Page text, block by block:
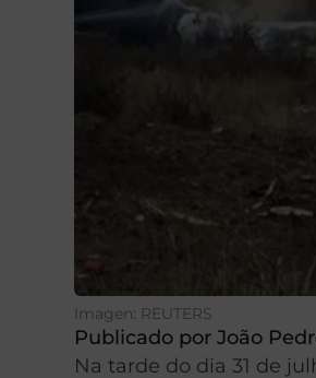
Imagen: REUTERS
Publicado por João
Na tarde do dia 31 de